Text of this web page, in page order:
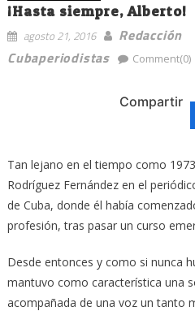
¡Hasta siempre, Alberto!
agosto 21, 2016
Redacción
Cubaperiodistas
Comment(0)
Compartir
Tan lejano en el tiempo como
Rodríguez Fernández en el
de Cuba, donde él había
profesión, tras pasar un curso
Desde entonces y como si nunca
mantuvo como característica una
acompañada de una voz un tanto